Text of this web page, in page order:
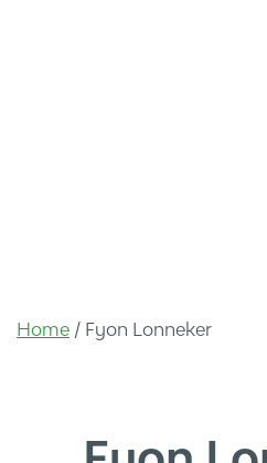
Home / Fyon Lonneker